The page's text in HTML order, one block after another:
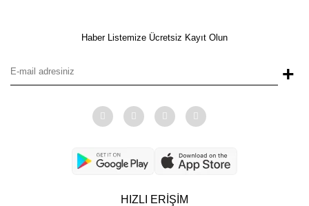
Haber Listemize Ücretsiz Kayıt Olun
+
HIZLI ERİŞİM